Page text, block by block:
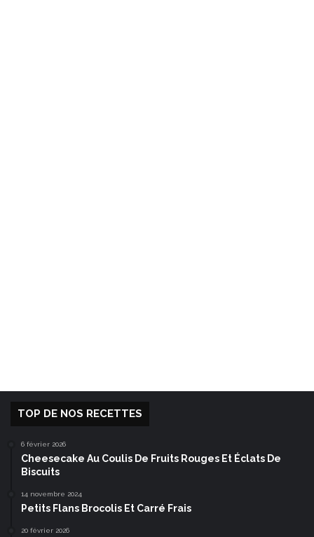
TOP DE NOS RECETTES
6 février 2026
Cheesecake Au Coulis De Fruits Rouges Et Éclats De
Biscuits
14 novembre 2024
Petits Flans Brocolis Et Carré Frais
20 février 2026